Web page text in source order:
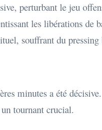
perturbant le jeu
les libérations de
souffrant du pressing
minutes a été décisive.
tournant crucial.